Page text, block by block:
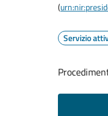
(
Servizio